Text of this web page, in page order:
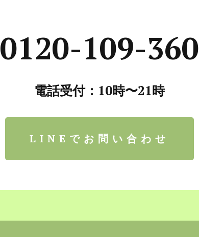
0120-109-360
電話受付：10時〜21時
LINEでお問い合わせ